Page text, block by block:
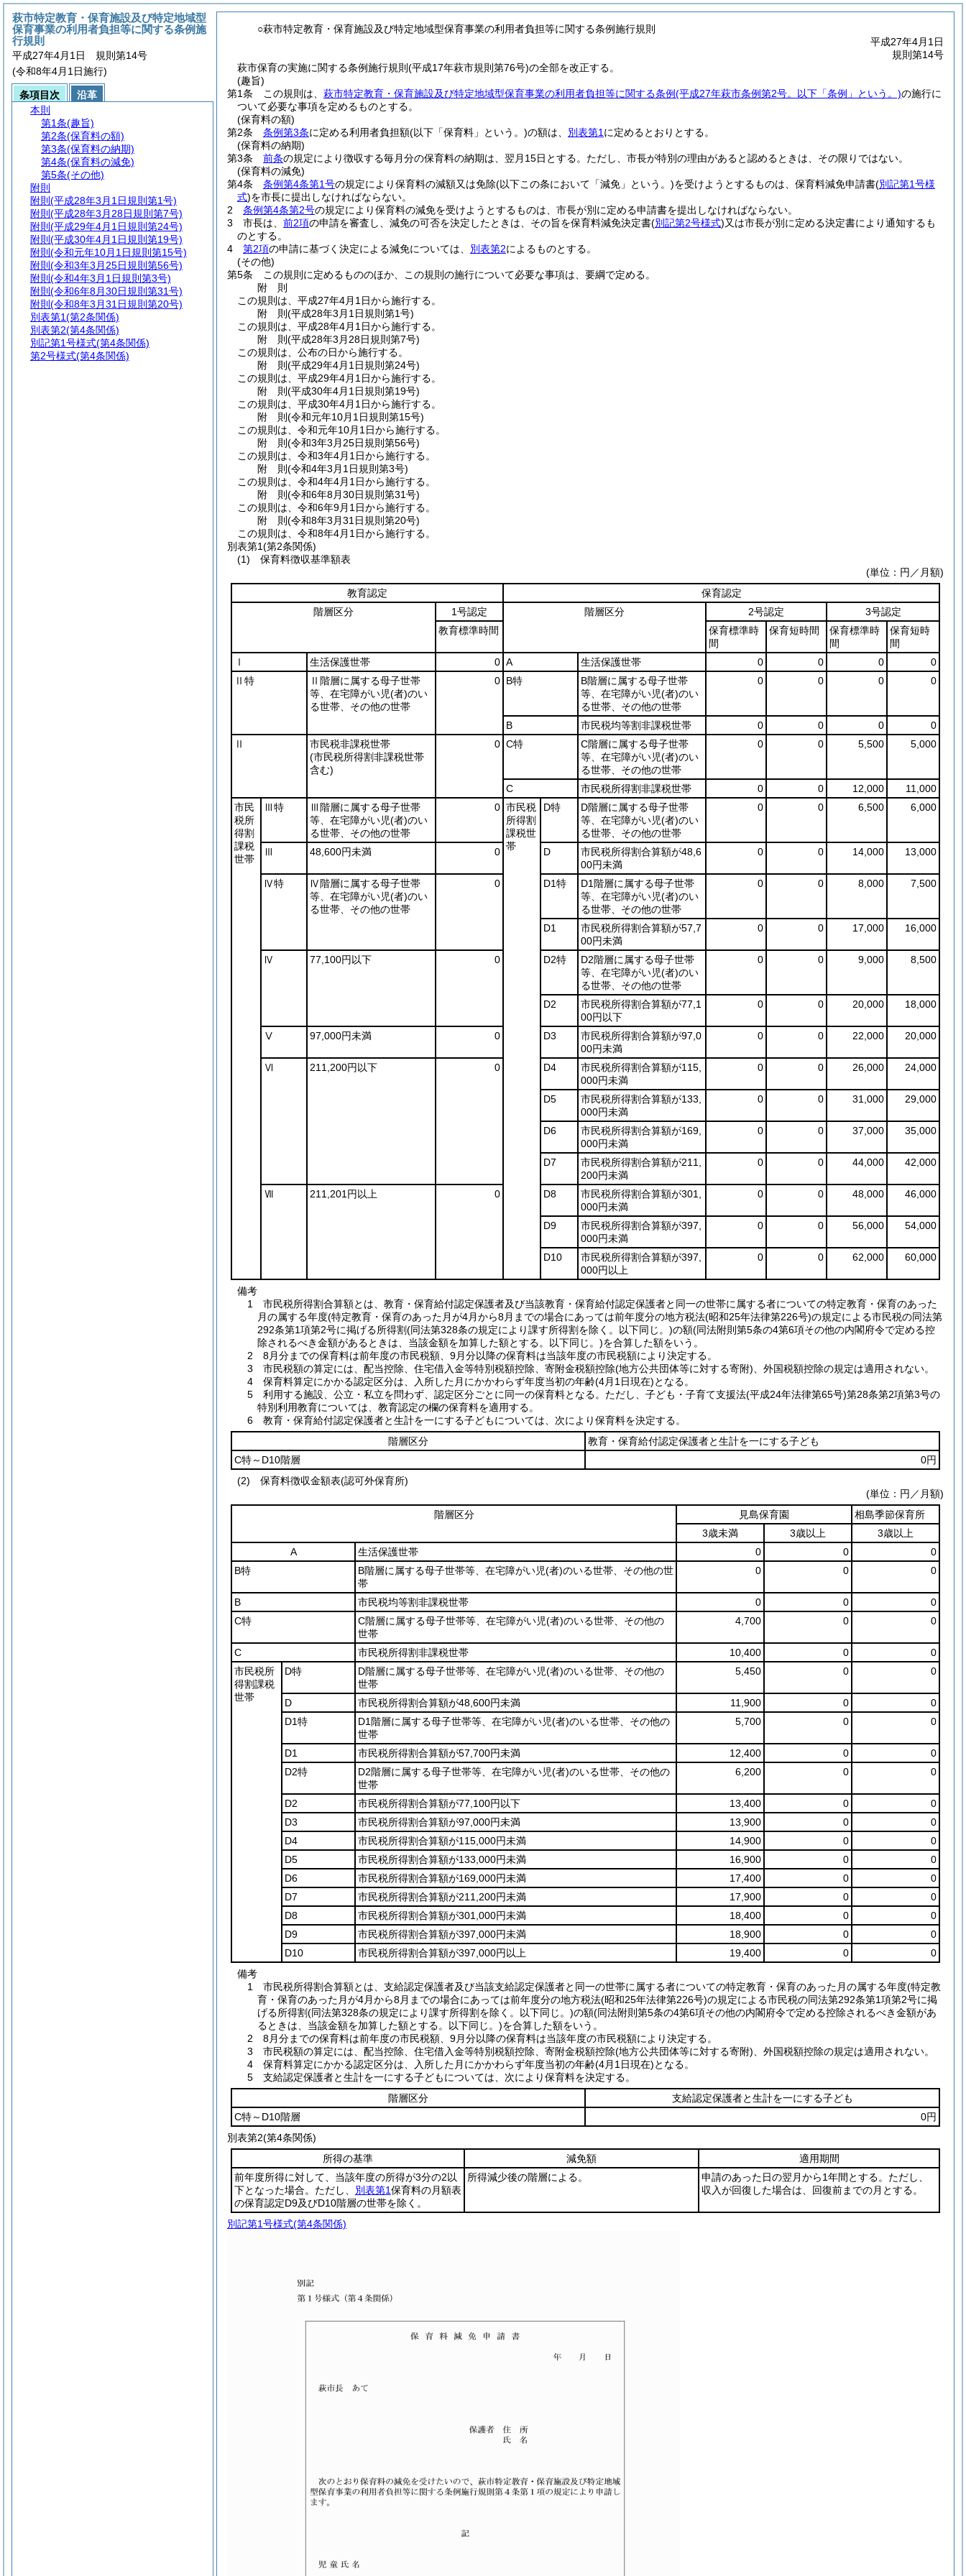
○萩市特定教育・保育施設及び特定地域型保育事業の利用者負担等に関する条例施行規則
平成27年4月1日
規則第14号
萩市保育の実施に関する条例施行規則(平成17年萩市規則第76号)の全部を改正する。
(趣旨)
第1条
この規則は、 萩市特定教育・保育施設及び特定地域型保育事業の利用者負担等に関する条例(平成27年萩市条例第2号。以下「条例」という。)の施行に
ついて必要な事項を定めるものとする。
(保育料の額)
第2条
条例第3条に定める利用者負担額(以下「保育料」という。)の額は、 別表第1 に定めるとおりとする。
(保育料の納期)
第3条
前条の規定により徴収する毎月分の保育料の納期は、翌月15日とする。 ただし、市長が特別の理由があると認めるときは、その限りではない。
(保育料の減免)
第4条
条例第4条第1号の規定により保育料の減額又は免除(以下この条において「減免」という。)を受けようとするものは、保育料減免申請書(別記第1号様
式)を市長に提出しなければならない。
2
条例第4条第2号の規定により保育料の減免を受けようとするものは、市長が別に定める申請書を提出しなければならない。
3
市長は、 前2項の申請を審査し、減免の可否を決定したときは、その旨を保育料減免決定書(別記第2号様式)又は市長が別に定める決定書により通知するも
のとする。
4
第2項の申請に基づく決定による減免については、 別表第2によるものとする。
(その他)
第5条
この規則に定めるもののほか、この規則の施行について必要な事項は、要綱で定める。
附 則
この規則は、平成27年4月1日から施行する。
附 則(平成28年3月1日規則第1号)
この規則は、平成28年4月1日から施行する。
附 則(平成28年3月28日規則第7号)
この規則は、公布の日から施行する。
附 則(平成29年4月1日規則第24号)
この規則は、平成29年4月1日から施行する。
附 則(平成30年4月1日規則第19号)
この規則は、平成30年4月1日から施行する。
附 則(令和元年10月1日規則第15号)
この規則は、令和元年10月1日から施行する。
附 則(令和3年3月25日規則第56号)
この規則は、令和3年4月1日から施行する。
附 則(令和4年3月1日規則第3号)
この規則は、令和4年4月1日から施行する。
附 則(令和6年8月30日規則第31号)
この規則は、令和6年9月1日から施行する。
附 則(令和8年3月31日規則第20号)
この規則は、令和8年4月1日から施行する。
別表第1(第2条関係)
(1) 保育料徴収基準額表
(単位：円／月額)
教育認定
保育認定
階層区分
1号認定 階層区分 2号認定
3号認定
教育標準時間
保育標準時
間
保育短時間
保育標準時
間
保育短時
間
Ⅰ
生活保護世帯 0 A 生活保護世帯 0 0 0
0
Ⅱ特
Ⅱ階層に属する母子世帯
等、在宅障がい児(者)のい
る世帯、その他の世帯
0 B特
B階層に属する母子世帯
等、在宅障がい児(者)のい
る世帯、その他の世帯
0 0 0 0
B 市民税均等割非課税世帯 0 0 0
0
Ⅱ
市民税非課税世帯
(市民税所得割非課税世帯
含む)
0 C特
C階層に属する母子世帯
等、在宅障がい児(者)のい
る世帯、その他の世帯
0 0 5,500 5,000
C 市民税所得割非課税世帯 0 0 12,000
11,000
市民
税所
得割
課税
世帯
Ⅲ特
Ⅲ階層に属する母子世帯
等、在宅障がい児(者)のい
る世帯、その他の世帯
0 市民税
所得割
課税世
帯
D特
D階層に属する母子世帯
等、在宅障がい児(者)のい
る世帯、その他の世帯
0 0 6,500 6,000
Ⅲ 48,600円未満 0 D
市民税所得割合算額が48,6
00円未満
0 0 14,000 13,000
Ⅳ特
Ⅳ階層に属する母子世帯
等、在宅障がい児(者)のい
る世帯、その他の世帯
0 D1特
D1階層に属する母子世帯
等、在宅障がい児(者)のい
る世帯、その他の世帯
0 0 8,000 7,500
D1
市民税所得割合算額が57,7
00円未満
0 0 17,000 16,000
Ⅳ 77,100円以下 0 D2特
D2階層に属する母子世帯
等、在宅障がい児(者)のい
る世帯、その他の世帯
0 0 9,000 8,500
D2
市民税所得割合算額が77,1
00円以下
0 0 20,000 18,000
Ⅴ 97,000円未満 0 D3
市民税所得割合算額が97,0
00円未満
0 0 22,000 20,000
Ⅵ 211,200円以下 0 D4
市民税所得割合算額が115,
000円未満
0 0 26,000 24,000
D5
市民税所得割合算額が133,
000円未満
0 0 31,000 29,000
D6
市民税所得割合算額が169,
000円未満
0 0 37,000 35,000
D7
市民税所得割合算額が211,
200円未満
0 0 44,000 42,000
Ⅶ 211,201円以上 0 D8
市民税所得割合算額が301,
000円未満
0 0 48,000 46,000
D9
市民税所得割合算額が397,
000円未満
0 0 56,000 54,000
D10
市民税所得割合算額が397,
000円以上
0 0 62,000 60,000
備考
1 市民税所得割合算額とは、教育・保育給付認定保護者及び当該教育・保育給付認定保護者と同一の世帯に属する者についての特定教育・保育のあった
月の属する年度(特定教育・保育のあった月が4月から8月までの場合にあっては前年度分の地方税法(昭和25年法律第226号)の規定による市民税の同法第
292条第1項第2号に掲げる所得割(同法第328条の規定により課す所得割を除く。以下同じ。)の額(同法附則第5条の4第6項その他の内閣府令で定める控
除されるべき金額があるときは、当該金額を加算した額とする。以下同じ。)を合算した額をいう。
2 8月分までの保育料は前年度の市民税額、9月分以降の保育料は当該年度の市民税額により決定する。
3 市民税額の算定には、配当控除、住宅借入金等特別税額控除、寄附金税額控除(地方公共団体等に対する寄附)、外国税額控除の規定は適用されない。
4 保育料算定にかかる認定区分は、入所した月にかかわらず年度当初の年齢(4月1日現在)となる。
5 利用する施設、公立・私立を問わず、認定区分ごとに同一の保育料となる。ただし、子ども・子育て支援法(平成24年法律第65号)第28条第2項第3号の
特別利用教育については、教育認定の欄の保育料を適用する。
6 教育・保育給付認定保護者と生計を一にする子どもについては、次により保育料を決定する。
階層区分
教育・保育給付認定保護者と生計を一にする子ども
C特～D10階層
0円
(2) 保育料徴収金額表(認可外保育所)
(単位：円／月額)
階層区分
見島保育園
相島季節保育所
3歳未満
3歳以上
3歳以上
A
生活保護世帯 0 0
0
B特
B階層に属する母子世帯等、在宅障がい児(者)のいる世帯、その他の世
帯
0 0 0
B 市民税均等割非課税世帯 0 0
0
C特
C階層に属する母子世帯等、在宅障がい児(者)のいる世帯、その他の
世帯
4,700 0 0
C 市民税所得割非課税世帯 10,400 0
0
市民税所
得割課税
世帯
D特 D階層に属する母子世帯等、在宅障がい児(者)のいる世帯、その他の
世帯
5,450 0 0
D 市民税所得割合算額が48,600円未満 11,900 0
0
D1特
D1階層に属する母子世帯等、在宅障がい児(者)のいる世帯、その他の
世帯
5,700 0 0
D1 市民税所得割合算額が57,700円未満 12,400 0
0
D2特
D2階層に属する母子世帯等、在宅障がい児(者)のいる世帯、その他の
世帯
6,200 0 0
D2 市民税所得割合算額が77,100円以下 13,400 0
0
D3
市民税所得割合算額が97,000円未満 13,900 0
0
D4
市民税所得割合算額が115,000円未満 14,900 0
0
D5
市民税所得割合算額が133,000円未満 16,900 0
0
D6
市民税所得割合算額が169,000円未満 17,400 0
0
D7
市民税所得割合算額が211,200円未満 17,900 0
0
D8
市民税所得割合算額が301,000円未満 18,400 0
0
D9
市民税所得割合算額が397,000円未満 18,900 0
0
D10
市民税所得割合算額が397,000円以上 19,400 0
0
備考
1 市民税所得割合算額とは、支給認定保護者及び当該支給認定保護者と同一の世帯に属する者についての特定教育・保育のあった月の属する年度(特定教
育・保育のあった月が4月から8月までの場合にあっては前年度分の地方税法(昭和25年法律第226号)の規定による市民税の同法第292条第1項第2号に掲
げる所得割(同法第328条の規定により課す所得割を除く。以下同じ。)の額(同法附則第5条の4第6項その他の内閣府令で定める控除されるべき金額があ
るときは、当該金額を加算した額とする。以下同じ。)を合算した額をいう。
2 8月分までの保育料は前年度の市民税額、9月分以降の保育料は当該年度の市民税額により決定する。
3 市民税額の算定には、配当控除、住宅借入金等特別税額控除、寄附金税額控除(地方公共団体等に対する寄附)、外国税額控除の規定は適用されない。
4 保育料算定にかかる認定区分は、入所した月にかかわらず年度当初の年齢(4月1日現在)となる。
5 支給認定保護者と生計を一にする子どもについては、次により保育料を決定する。
階層区分
支給認定保護者と生計を一にする子ども
C特～D10階層
0円
別表第2(第4条関係)
所得の基準
減免額
適用期間
前年度所得に対して、当該年度の所得が3分の2以
下となった場合。ただし、 別表第1保育料の月額表
の保育認定D9及びD10階層の世帯を除く。
所得減少後の階層による。
申請のあった日の翌月から1年間とする。ただし、
収入が回復した場合は、回復前までの月とする。
別記第1号様式(第4条関係)
萩市特定教育・保育施設及び特定地域型
保育事業の利用者負担等に関する条例施
行規則
平成27年4月1日 規則第14号
(令和8年4月1日施行)
条項目次
沿革
本則
第1条(趣旨)
第2条(保育料の額)
第3条(保育料の納期)
第4条(保育料の減免)
第5条(その他)
附則
附則 (平成28年3月1日規則第1号)
附則 (平成28年3月28日規則第7号)
附則 (平成29年4月1日規則第24号)
附則 (平成30年4月1日規則第19号)
附則 (令和元年10月1日規則第15号)
附則 (令和3年3月25日規則第56号)
附則 (令和4年3月1日規則第3号)
附則 (令和6年8月30日規則第31号)
附則 (令和8年3月31日規則第20号)
別表第1(第2条関係)
別表第2(第4条関係)
別記第1号様式(第4条関係)
第2号様式(第4条関係)